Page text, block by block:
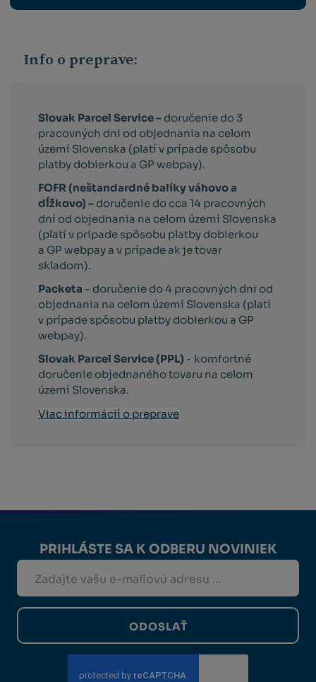
Info o preprave:
Slovak Parcel Service – doručenie do 3
pracovných dni od objednania na celom
území Slovenska (platí v prípade spôsobu
platby dobierkou a GP webpay).
FOFR (neštandardné balíky váhovo a
dĺžkovo) – doručenie do cca 14 pracovných
dní od objednania na celom území Slovenska
(platí v prípade spôsobu platby dobierkou
a GP webpay a v prípade ak je tovar
skladom).
Packeta - doručenie do 4 pracovných dni od
objednania na celom území Slovenska (platí
v prípade spôsobu platby dobierkou a GP
webpay).
Slovak Parcel Service (PPL) - komfortné
doručenie objednaného tovaru na celom
území Slovenska.
Viac informácií o preprave
PRIHLÁSTE SA K ODBERU NOVINIEK
ODOSLAŤ